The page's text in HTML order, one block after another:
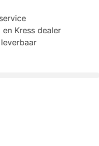
Kress dealer